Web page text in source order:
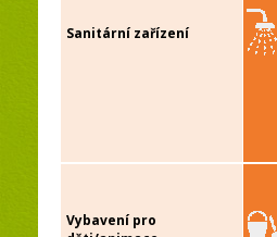
Sanitární zařízení
Vybavení pro